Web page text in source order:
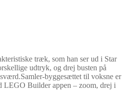
træk, som han ser ud i Star
udtryk, og drej busten på
byggesættet til voksne er
LEGO Builder appen – zoom, drej i